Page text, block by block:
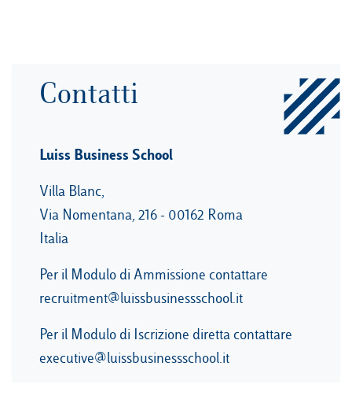
Contatti
Luiss Business School
Villa Blanc,
Via Nomentana, 216 - 00162 Roma
Italia
Per il Modulo di Ammissione contattare
recruitment@luissbusinessschool.it
Per il Modulo di Iscrizione diretta contattare
executive@luissbusinessschool.it